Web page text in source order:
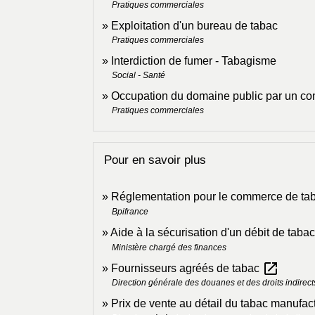
Pratiques commerciales
Exploitation d'un bureau de tabac
Pratiques commerciales
Interdiction de fumer - Tabagisme
Social - Santé
Occupation du domaine public par un
Pratiques commerciales
Pour en savoir plus
Réglementation pour le commerce de
Bpifrance
Aide à la sécurisation d'un débit de tabac
Ministère chargé des finances
Fournisseurs agréés de tabac open_in_new
Direction générale des douanes et des droits
Prix de vente au détail du tabac